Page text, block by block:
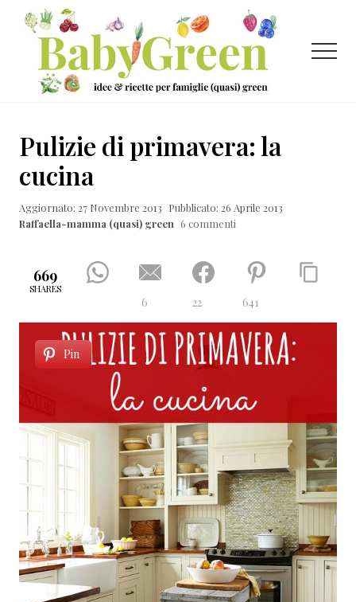
Menu
Passa
contenuto
principale
Passa
laterale
primaria
Passa
ricette
per
famiglie
Menu
Pulizie di primavera: la
cucina
Aggiornato: 27 Novembre 2013 Pubblicato: 26 Aprile 2013
Raffaella-mamma (quasi) green 6 commenti
669
SHARES
6 22 641
Pin